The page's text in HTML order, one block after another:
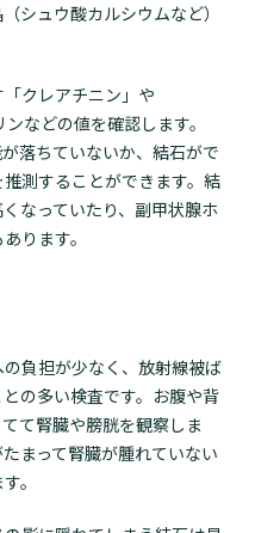
シュウ酸カルシウムなど）
クレアチニン」や
などの値を確認します。
落ちていないか、結石がで
測することができます。結
なっていたり、副甲状腺ホ
ります。
負担が少なく、放射線被ば
の多い検査です。お腹や背
て腎臓や膀胱を観察しま
まって腎臓が腫れていない
。